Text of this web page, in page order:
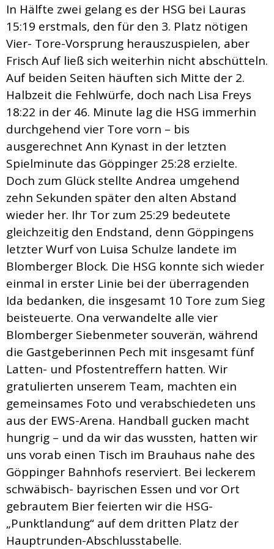
In Hälfte zwei gelang es der HSG bei Lauras
15:19 erstmals, den für den 3. Platz nötigen
Vier- Tore-Vorsprung herauszuspielen, aber
Frisch Auf ließ sich weiterhin nicht abschütteln.
Auf beiden Seiten häuften sich Mitte der 2.
Halbzeit die Fehlwürfe, doch nach Lisa Freys
18:22 in der 46. Minute lag die HSG immerhin
durchgehend vier Tore vorn – bis
ausgerechnet Ann Kynast in der letzten
Spielminute das Göppinger 25:28 erzielte.
Doch zum Glück stellte Andrea umgehend
zehn Sekunden später den alten Abstand
wieder her. Ihr Tor zum 25:29 bedeutete
gleichzeitig den Endstand, denn Göppingens
letzter Wurf von Luisa Schulze landete im
Blomberger Block. Die HSG konnte sich wieder
einmal in erster Linie bei der überragenden
Ida bedanken, die insgesamt 10 Tore zum Sieg
beisteuerte. Ona verwandelte alle vier
Blomberger Siebenmeter souverän, während
die Gastgeberinnen Pech mit insgesamt fünf
Latten- und Pfostentreffern hatten. Wir
gratulierten unserem Team, machten ein
gemeinsames Foto und verabschiedeten uns
aus der EWS-Arena. Handball gucken macht
hungrig – und da wir das wussten, hatten wir
uns vorab einen Tisch im Brauhaus nahe des
Göppinger Bahnhofs reserviert. Bei leckerem
schwäbisch- bayrischen Essen und vor Ort
gebrautem Bier feierten wir die HSG-
„Punktlandung“ auf dem dritten Platz der
Hauptrunden-Abschlusstabelle.